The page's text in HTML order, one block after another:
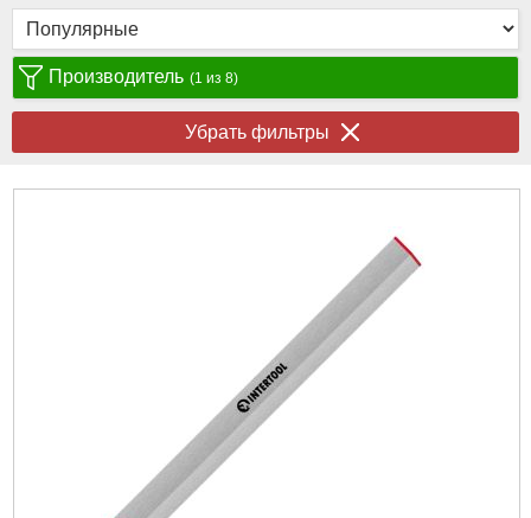
Производитель (1 из 8)
Убрать фильтры